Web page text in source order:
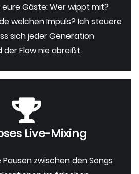
Gäste: Wer wippt mit?
welchen Impuls? Ich steuere
sich jeder Generation
Flow nie abreißt.
Live-Mixing
zwischen den Songs